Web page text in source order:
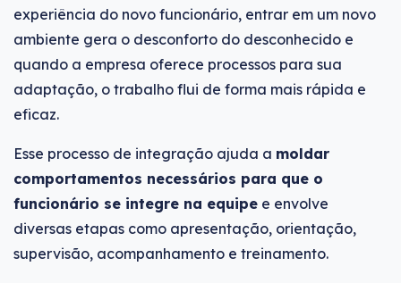
experiência do novo funcionário, entrar em um novo
ambiente gera o desconforto do desconhecido e
quando a empresa oferece processos para sua
adaptação, o trabalho flui de forma mais rápida e
eficaz.
Esse processo de integração ajuda a moldar
comportamentos necessários para que o
funcionário se integre na equipe e envolve
diversas etapas como apresentação, orientação,
supervisão, acompanhamento e treinamento.